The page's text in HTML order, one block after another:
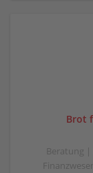
Brot
Beratung |